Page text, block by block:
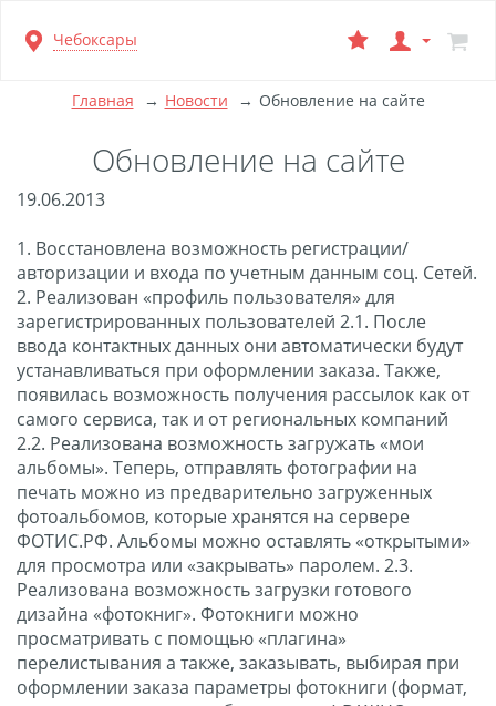
Перейти
к
информации
Чебоксары
Главная Новости Обновление на сайте
Обновление на сайте
19.06.2013
1. Восстановлена возможность регистрации/
авторизации и входа по учетным данным соц. Сетей.
2. Реализован «профиль пользователя» для
зарегистрированных пользователей 2.1. После
ввода контактных данных они автоматически будут
устанавливаться при оформлении заказа. Также,
появилась возможность получения рассылок как от
самого сервиса, так и от региональных компаний
2.2. Реализована возможность загружать «мои
альбомы». Теперь, отправлять фотографии на
печать можно из предварительно загруженных
фотоальбомов, которые хранятся на сервере
ФОТИС.РФ. Альбомы можно оставлять «открытыми»
для просмотра или «закрывать» паролем. 2.3.
Реализована возможность загрузки готового
дизайна «фотокниг». Фотокниги можно
просматривать с помощью «плагина»
перелистывания а также, заказывать, выбирая при
оформлении заказа параметры фотокниги (формат,